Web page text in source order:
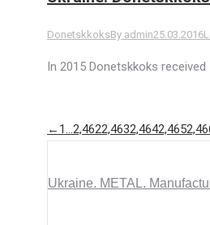
DonetskkoksBy admin25.03.2016
In 2015 Donetskkoks
← 1…2,4622,4632,4642,465
Ukraine. METAL.